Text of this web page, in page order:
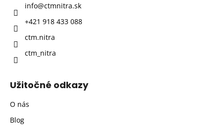
info@ctmnitra.sk
+421 918 433 088
ctm.nitra
ctm_nitra
Užitočné odkazy
O nás
Blog